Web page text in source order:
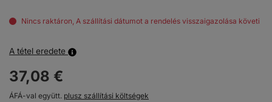
Nincs raktáron, A szállítási dátumot a rendelés visszaigazolása követi
A tétel eredete
37,08 €
ÁFÁ-val együtt. plusz szállítási költségek